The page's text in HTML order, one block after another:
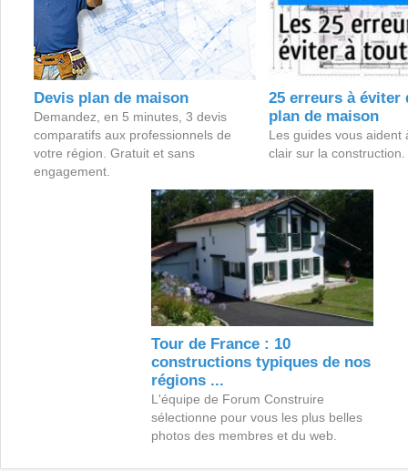
Devis plan de maison
Demandez, en 5 minutes, 3 devis
comparatifs aux professionnels de
votre région. Gratuit et sans
engagement.
25 erreurs à éviter
plan de maison
Les guides vous aident
clair sur la construction.
Tour de France : 10
constructions typiques de nos
régions ...
L'équipe de Forum Construire
sélectionne pour vous les plus belles
photos des membres et du web.